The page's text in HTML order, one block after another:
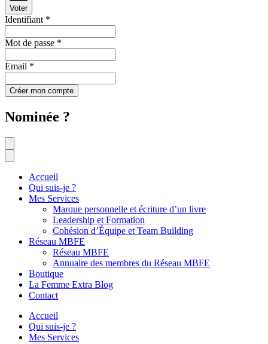
Voter
Identifiant *
Mot de passe *
Email *
Créer mon compte
Nominée ?
Accueil
Qui suis-je ?
Mes Services
Marque personnelle et écriture d’un livre
Leadership et Formation
Cohésion d’Équipe et Team Building
Réseau MBFE
Réseau MBFE
Annuaire des membres du Réseau MBFE
Boutique
La Femme Extra Blog
Contact
Accueil
Qui suis-je ?
Mes Services